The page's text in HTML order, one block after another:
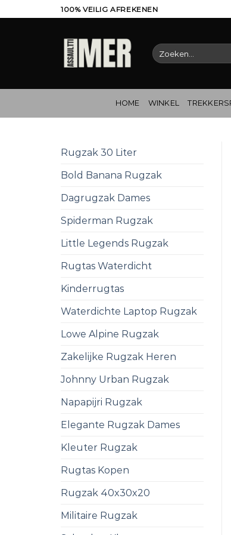
naar
100% VEILIG AFREKENEN
Zoeken
naar:
HOME WINKEL
Rugzak 30 Liter
Bold Banana Rugzak
Dagrugzak Dames
Spiderman Rugzak
Little Legends Rugzak
Rugtas Waterdicht
Kinderrugtas
Waterdichte Laptop Rugzak
Lowe Alpine Rugzak
Zakelijke Rugzak Heren
Johnny Urban Rugzak
Napapijri Rugzak
Elegante Rugzak Dames
Kleuter Rugzak
Rugtas Kopen
Rugzak 40x30x20
Militaire Rugzak